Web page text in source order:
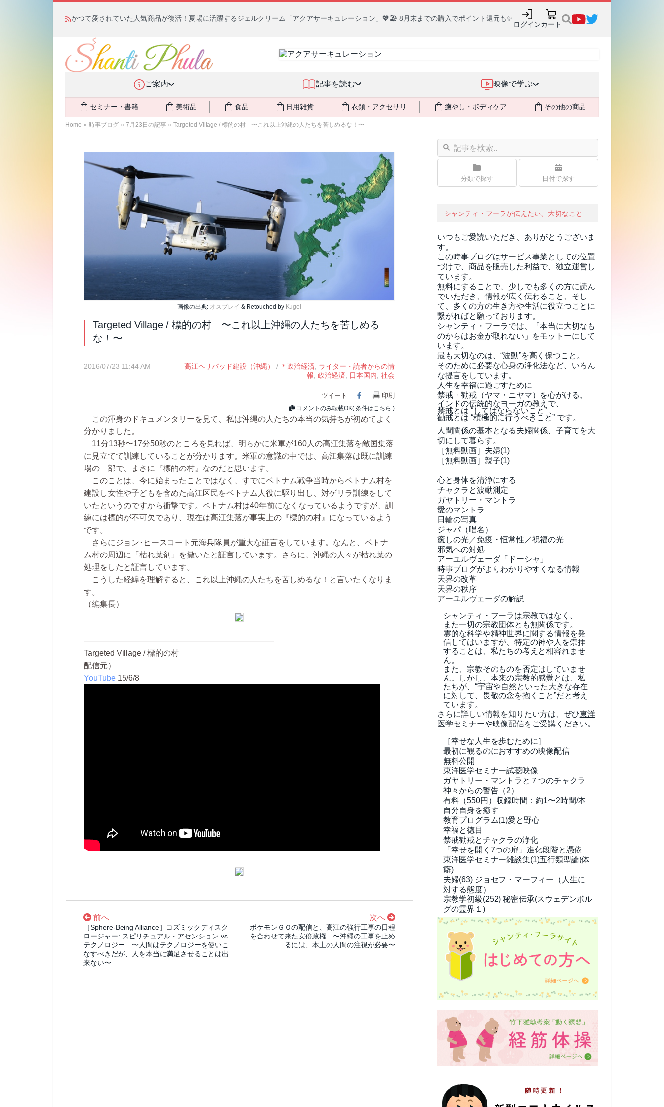
かつて愛されていた人気商品が復活！夏場に活躍するジェルクリーム「アクアサーキュレーション」💖🏖️ 8月末までの購入でポイント還元も✨
ログインカート
ご案内 記事を読む 映像で学ぶ
セミナー・書籍 美術品 食品 日用雑貨 衣類・アクセサリ 癒やし・ボディケア その他の商品
Home » 時事ブログ » 7月23日の記事 » Targeted Village / 標的の村 〜これ以上沖縄の人たちを苦しめるな！〜
画像の出典: オスプレイ & Retouched by Kugel
Targeted Village / 標的の村 〜これ以上沖縄の人たちを苦しめる
な！〜
2016/07/23 11:44 AM 高江ヘリパッド建設（沖縄） / ＊政治経済
ライター・読者からの情
報 政治経済 日本国内 社会
ツイート Facebook
印刷
コメントのみ転載OK( 条件はこちら )
この渾身のドキュメンタリーを見て、私は沖縄の人たちの本当の気持ちが初めてよく
分かりました。
11分13秒〜17分50秒のところを見れば、明らかに米軍が160人の高江集落を敵国集落
に見立てて訓練していることが分かります。米軍の意識の中では、高江集落は既に訓練
場の一部で、まさに『標的の村』なのだと思います。
このことは、今に始まったことではなく、すでにベトナム戦争当時からベトナム村を
建設し女性や子どもを含めた高江区民をベトナム人役に駆り出し、対ゲリラ訓練をして
いたというのですから衝撃です。ベトナム村は40年前になくなっているようですが、訓
練には標的が不可欠であり、現在は高江集落が事実上の『標的の村』になっているよう
です。
さらにジョン･ヒースコート元海兵隊員が重大な証言をしています。なんと、ベトナ
ム村の周辺に「枯れ葉剤」を撒いたと証言しています。さらに、沖縄の人々が枯れ葉の
処理をしたと証言しています。
こうした経緯を理解すると、これ以上沖縄の人たちを苦しめるな！と言いたくなりま
す。
（編集長）
————————————————————————
Targeted Village / 標的の村
配信元）
YouTube 15/6/8
前へ
［Sphere-Being Alliance］コズミックディスク
ロージャー: スピリチュアル・アセンション vs
テクノロジー 〜人間はテクノロジーを使いこ
なすべきだが、人を本当に満足させることは出
来ない〜
次へ
ポケモンＧＯの配信と、高江の強行工事の日程
を合わせて来た安倍政権 〜沖縄の工事を止め
るには、本土の人間の注視が必要〜
分類で探す 日付で探す
シャンティ・フーラが伝えたい、大切なこと
いつもご愛読いただき、ありがとうございま
す。
この時事ブログはサービス事業としての位置
づけで、商品を販売した利益で、独立運営し
ています。
無料にすることで、少しでも多くの方に読ん
でいただき、情報が広く伝わること、そし
て、 多くの方の生き方や生活に役立つことに
繋がればと願っております。
シャンティ・フーラでは、「本当に大切なも
のからはお金が取れない」をモットーにして
います。
最も大切なのは、“波動”を高く保つこと。
そのために必要な心身の浄化法など、いろん
な提言をしています。
人生を幸福に過ごすために
禁戒・勧戒（ヤマ・ニヤマ）を心がける。
インドの伝統的なヨーガの教えで、
禁戒とは “してはならないこと” 、
勧戒とは “積極的に行うべきこと” です。
人間関係の基本となる夫婦関係、子育てを大
切にして暮らす。
［無料動画］夫婦(1)
［無料動画］親子(1)
心と身体を清浄にする
チャクラと波動測定
ガヤトリー・マントラ
愛のマントラ
日輪の写真
ジャパ（唱名）
癒しの光／免疫・恒常性／祝福の光
邪気への対処
アーユルヴェーダ「ドーシャ」
時事ブログがよりわかりやすくなる情報
天界の改革
天界の秩序
アーユルヴェーダの解説
シャンティ・フーラは宗教ではなく、
また一切の宗教団体とも無関係です。
霊的な科学や精神世界に関する情報を発
信してはいますが、特定の神や人を崇拝
することは、私たちの考えと相容れませ
ん。
また、宗教そのものを否定はしていませ
ん。しかし、本来の宗教的感覚とは、私
たちが、“宇宙や自然といった大きな存在
に対して、畏敬の念を抱くこと”だと考え
ています。
さらに詳しい情報を知りたい方は、ぜひ東洋
医学セミナーや映像配信をご受講ください。
［幸せな人生を歩むために］
最初に観るのにおすすめの映像配信
無料公開
東洋医学セミナー試聴映像
ガヤトリー・マントラと７つのチャクラ
神々からの警告（2）
有料（550円） 収録時間：約1〜2時間/本
自分自身を癒す
教育プログラム(1)愛と野心
幸福と徳目
禁戒勧戒とチャクラの浄化
「幸せを開く7つの扉」進化段階と憑依
東洋医学セミナー雑談集(1)五行類型論(体
癖)
夫婦(63) ジョセフ・マーフィー（人生に
対する態度）
宗教学初級(252) 秘密伝承(スウェデンボル
グの霊界１)